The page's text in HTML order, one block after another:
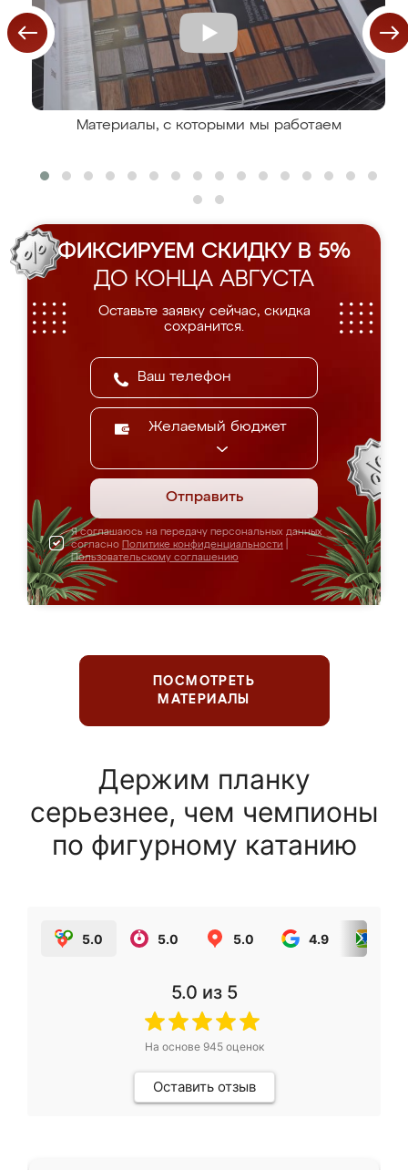
Материалы, с которыми мы работаем
ФИКСИРУЕМ СКИДКУ В 5%
ДО КОНЦА АВГУСТА
Оставьте заявку сейчас, скидка
сохранится.
Желаемый бюджет
Отправить
Я соглашаюсь на передачу персональных данных
согласно Политике конфиденциальности
Пользовательскому соглашению
ПОСМОТРЕТЬ
МАТЕРИАЛЫ
Держим планку
серьезнее, чем чемпионы
по фигурному катанию
5.0 5.0 5.0 4.9
5.0 из 5
На основе 945оценок
Оставить отзыв